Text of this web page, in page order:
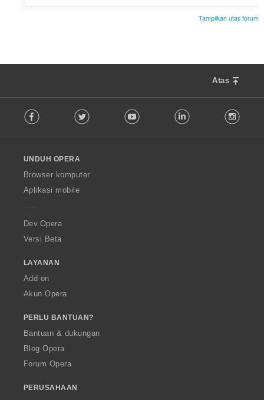
Tampilkan utas forum
Atas
o
w
O
p
a
Facebook Twitter Youtube LinkedIn
UNDUH OPERA
Browser komputer
Aplikasi mobile
Dev.Opera
Versi Beta
LAYANAN
Add-on
Akun Opera
PERLU BANTUAN?
Bantuan & dukungan
Blog Opera
Forum Opera
PERUSAHAAN